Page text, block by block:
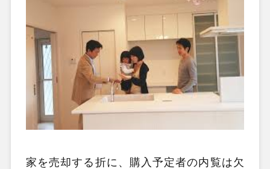
家を売却する折に、購入予定者の内覧は欠